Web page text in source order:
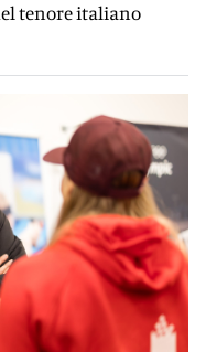
tenore italiano